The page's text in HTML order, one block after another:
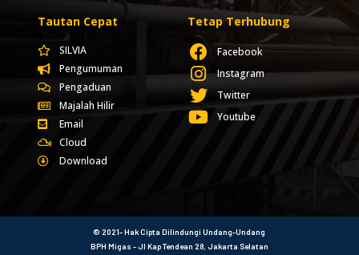
Tautan Cepat
SILVIA
Pengumuman
Pengaduan
Majalah Hilir
Email
Cloud
Download
Tetap Terhubung
Facebook
Instagram
Twitter
Youtube
© 2021- Hak Cipta Dilindungi Undang-Undang
BPH Migas - Jl Kap Tendean 28, Jakarta Selatan